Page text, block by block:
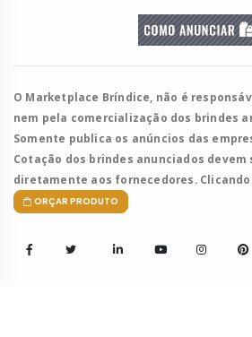
O Marketplace Bríndice, não é
nem pela comercialização dos brindes
Somente publica os anúncios das
Cotação dos brindes anunciados
diretamente aos fornecedores.
ORÇAR PRODUTO